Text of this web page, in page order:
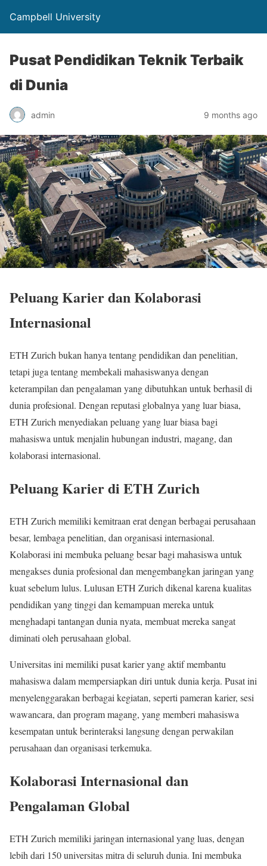
Campbell University
Pusat Pendidikan Teknik Terbaik
di Dunia
admin 9 months ago
Peluang Karier dan Kolaborasi
Internasional
ETH Zurich bukan hanya tentang pendidikan dan penelitian,
tetapi juga tentang membekali mahasiswanya dengan
keterampilan dan pengalaman yang dibutuhkan untuk berhasil di
dunia profesional. Dengan reputasi globalnya yang luar biasa,
ETH Zurich menyediakan peluang yang luar biasa bagi
mahasiswa untuk menjalin hubungan industri, magang, dan
kolaborasi internasional.
Peluang Karier di ETH Zurich
ETH Zurich memiliki kemitraan erat dengan berbagai perusahaan
besar, lembaga penelitian, dan organisasi internasional.
Kolaborasi ini membuka peluang besar bagi mahasiswa untuk
mengakses dunia profesional dan mengembangkan jaringan yang
kuat sebelum lulus. Lulusan ETH Zurich dikenal karena kualitas
pendidikan yang tinggi dan kemampuan mereka untuk
menghadapi tantangan dunia nyata, membuat mereka sangat
diminati oleh perusahaan global.
Universitas ini memiliki pusat karier yang aktif membantu
mahasiswa dalam mempersiapkan diri untuk dunia kerja. Pusat ini
menyelenggarakan berbagai kegiatan, seperti pameran karier, sesi
wawancara, dan program magang, yang memberi mahasiswa
kesempatan untuk berinteraksi langsung dengan perwakilan
perusahaan dan organisasi terkemuka.
Kolaborasi Internasional dan
Pengalaman Global
ETH Zurich memiliki jaringan internasional yang luas, dengan
lebih dari 150 universitas mitra di seluruh dunia. Ini membuka